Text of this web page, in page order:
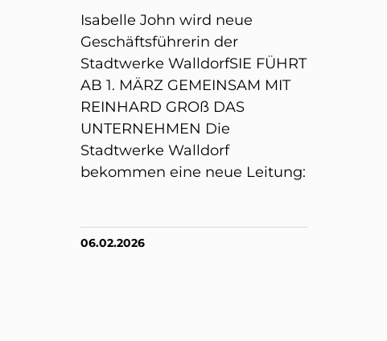
Isabelle John wird neue
Geschäftsführerin der
Stadtwerke WalldorfSIE FÜHRT
AB 1. MÄRZ GEMEINSAM MIT
REINHARD GROß DAS
UNTERNEHMEN Die
Stadtwerke Walldorf
bekommen eine neue Leitung:
06.02.2026